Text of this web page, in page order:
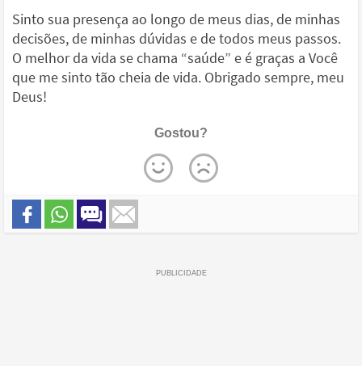
Sinto sua presença ao longo de meus dias, de minhas
decisões, de minhas dúvidas e de todos meus passos.
O melhor da vida se chama “saúde” e é graças a Você
que me sinto tão cheia de vida. Obrigado sempre, meu
Deus!
Gostou?